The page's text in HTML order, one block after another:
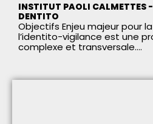
INSTITUT PAOLI CALMETTES
DENTITO
Objectifs Enjeu majeur pour
l’identito-vigilance est une
complexe et transversale....